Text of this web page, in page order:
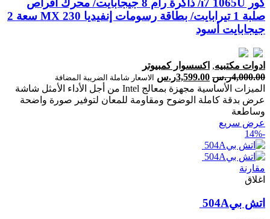
كور i7 1065U/ ذاكرة رام 8 جيجابايت/ محرك أقراص
صلبة 1 تيرابايت/ بطاقة رسومات إنفيديا MX 230 سعة 2
جيجابايت أسود
ادوات مكتبيه, اكسسوار كمبيوتر
4,000.00ر.س 3,599.00ر.س الاسعار شاملة الضريبة المضافة
الميزات الأساسية مجهزة بمعالج Intel من أجل الأداء الأمثل شاشة
عرض بدقة كاملة الوضوح ومقاومة للمعان لتوفير صورة واضحة
وساطعة
عرض سريع
-14%
مقارنة
اغلاق